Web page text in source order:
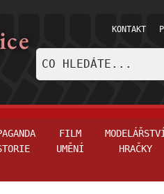
KONTAKT
FILM
UMĚNÍ
HRAČKY